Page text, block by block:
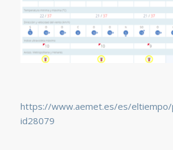
https://www.aemet.es/es/eltiempo/
id28079